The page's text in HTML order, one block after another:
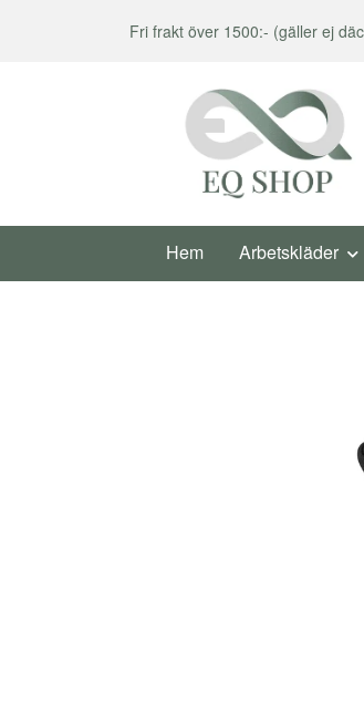
Fri frakt över 1500:- (gäller ej
Hem Arbetskläder